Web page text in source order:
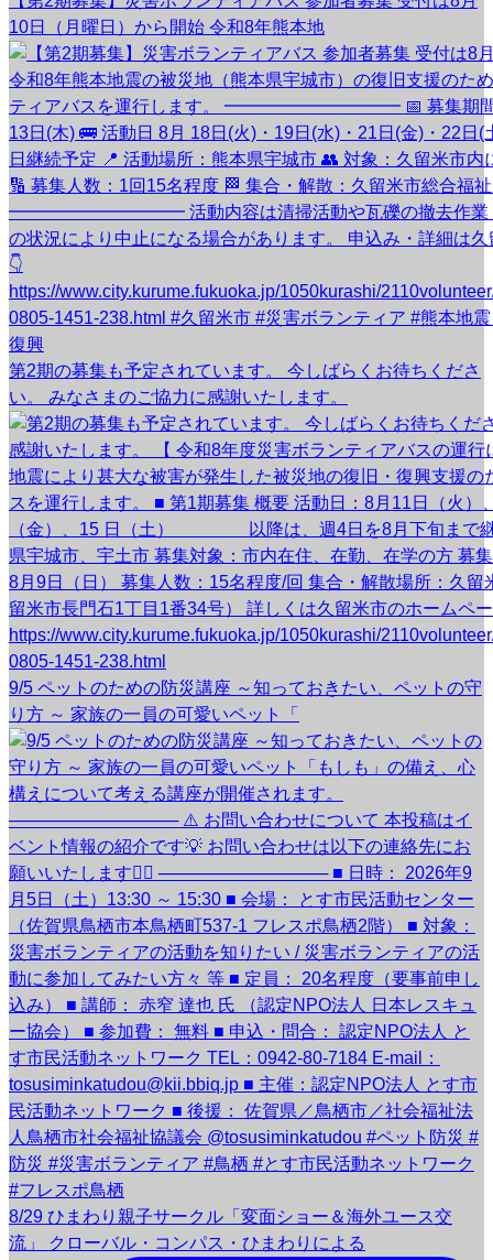
10日（月曜日）から開始 令和8年熊本地
第2期の募集も予定されています。 今しばらくお待ちくださ
い。 みなさまのご協力に感謝いたします。
9/5 ペットのための防災講座 ～知っておきたい、ペットの守
り方 ～ 家族の一員の可愛いペット「
8/29 ひまわり親子サークル「変面ショー＆海外ユース交
流」 クローバル・コンパス・ひまわりによる